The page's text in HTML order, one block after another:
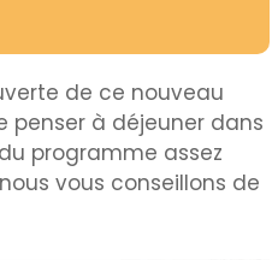
de ce nouveau
penser à déjeuner dans
programme assez
vous conseillons de